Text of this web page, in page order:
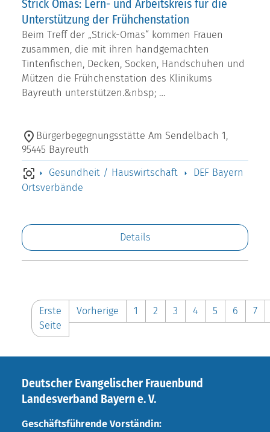
Strick Omas: Lern- und Arbeitskreis für die
Unterstützung der Frühchenstation
Beim Treff der „Strick-Omas“ kommen Frauen
zusammen, die mit ihren handgemachten
Tintenfischen, Decken, Socken, Handschuhen und
Mützen die Frühchenstation des Klinikums
Bayreuth unterstützen.&nbsp; …
Bürgerbegegnungsstätte Am Sendelbach 1,
95445 Bayreuth
Gesundheit / Hauswirtschaft
DEF Bayern
Ortsverbände
Details
Erste
Seite
Vorherige 1 2 3 4 5 6 7
Deutscher Evangelischer Frauenbund
Landesverband Bayern e. V.
Geschäftsführende Vorständin: